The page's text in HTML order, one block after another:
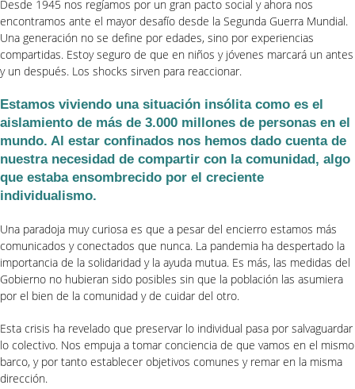
Desde 1945 nos regíamos por un gran pacto social y ahora nos
encontramos ante el mayor desafío desde la Segunda Guerra Mundial.
Una generación no se define por edades, sino por experiencias
compartidas. Estoy seguro de que en niños y jóvenes marcará un antes
y un después. Los shocks sirven para reaccionar.
Estamos viviendo una situación insólita como es el
aislamiento de más de 3.000 millones de personas en el
mundo. Al estar confinados nos hemos dado cuenta de
nuestra necesidad de compartir con la comunidad, algo
que estaba ensombrecido por el creciente
individualismo.
Una paradoja muy curiosa es que a pesar del encierro estamos más
comunicados y conectados que nunca. La pandemia ha despertado la
importancia de la solidaridad y la ayuda mutua. Es más, las medidas del
Gobierno no hubieran sido posibles sin que la población las asumiera
por el bien de la comunidad y de cuidar del otro.
Esta crisis ha revelado que preservar lo individual pasa por salvaguardar
lo colectivo. Nos empuja a tomar conciencia de que vamos en el mismo
barco, y por tanto establecer objetivos comunes y remar en la misma
dirección.